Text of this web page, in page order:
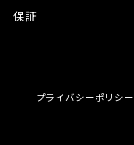
保証
プライバシーポリシー